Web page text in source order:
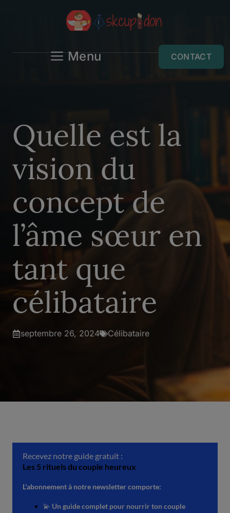
Menu CONTACT
Quelle est la
vision du
concept de
l’âme sœur en
tant que
célibataire
septembre 26, 2024 Célibataire